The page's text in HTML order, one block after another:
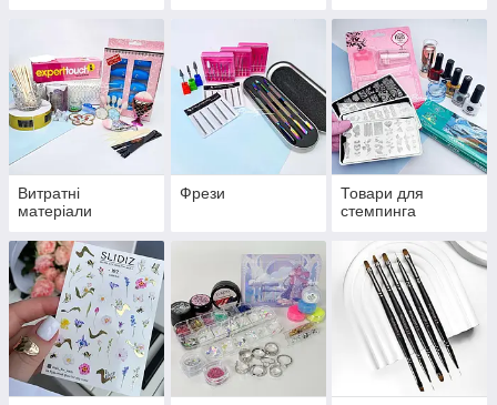
Витратні
матеріали
Фрези
Товари для
стемпинга